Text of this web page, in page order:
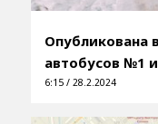
Опубликована
автобусов №1
6:15 / 28.2.2024